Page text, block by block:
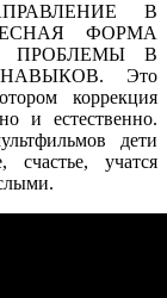
В
ФОРМА
ПРОБЛЕМЫ В
Это
коррекция
и естественно.
дети
учатся